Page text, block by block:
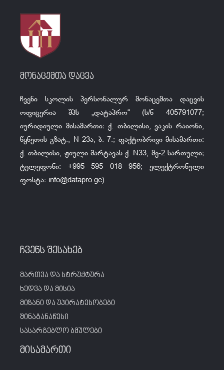
მონაცემთა დაცვა
ჩვენი სკოლის პერსონალურ მონაცემთა დაცვის
ოფიცერია შპს „დატაპრო“ (ს/ნ 405791077;
იურიდიული მისამართი: ქ. თბილისი, ვაკის რაიონი,
წყნეთის გზატ., N 23ა, ბ. 7.; ფაქტობრივი მისამართი:
ქ. თბილისი, ჟიული შარტავას ქ. N33, მე-2 სართული;
ტელეფონი: +995 595 018 956; ელექტრონული
ფოსტა: info@datapro.ge).
ჩვენს შესახებ
მართვა და სტრუქტურა
ხედვა და მისია
მიზანი და უპირატესობები
შინაგანაწესი
სასარგებლო ბმულები
მისამართი